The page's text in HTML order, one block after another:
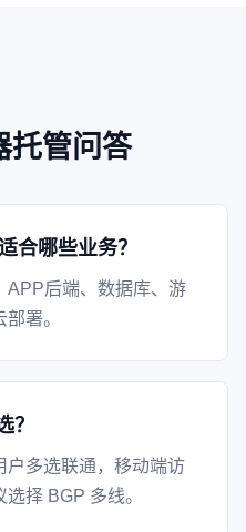
托管问答
合哪些业务？
APP后端、数据库、游
署。
？
户多选联通，移动端访
择 BGP 多线。